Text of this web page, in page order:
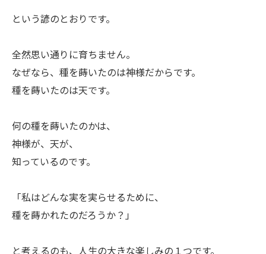
ㅤという諺のとおりです。
ㅤ全然思い通りに育ちません。
なぜなら、種を蒔いたのは神様だからです。
種を蒔いたのは天です。
ㅤ何の種を蒔いたのかは、
神様が、天が、
知っているのです。
「私はどんな実を実らせるために、
ㅤ種を蒔かれたのだろうか？」
ㅤと考えるのも、人生の大きな楽しみの１つです。